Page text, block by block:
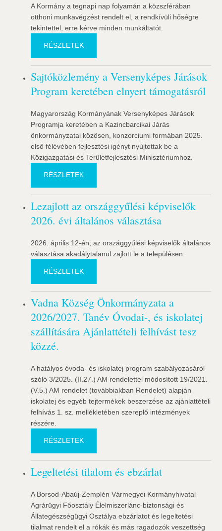
A Kormány a tegnapi nap folyamán a közszférában
otthoni munkavégzést rendelt el, a rendkívüli hőségre
tekintettel, erre kérve minden munkáltatót.
RÉSZLETEK
Sajtóközlemény a Versenyképes Járások
Program keretében elnyert támogatásról
Magyarország Kormányának Versenyképes Járások
Programja keretében a Kazincbarcikai Járás
önkormányzatai közösen, konzorciumi formában 2025.
első félévében fejlesztési igényt nyújtottak be a
Közigazgatási és Területfejlesztési Minisztériumhoz.
RÉSZLETEK
Lezajlott az országgyűlési képviselők
2026. évi általános választása
2026. április 12-én, az országgyűlési képviselők általános
választása akadálytalanul zajlott le a településen.
RÉSZLETEK
Vadna Község Önkormányzata a
2026/2027. Tanév Óvodai-, és iskolatej
szállítására Ajánlattételi felhívást tesz
közzé.
A hatályos óvoda- és iskolatej program szabályozásáról
szóló 3/2025. (II.27.) AM rendelettel módosított 19/2021.
(V.5.) AM rendelet (továbbiakban Rendelet) alapján
iskolatej és egyéb tejtermékek beszerzése az ajánlattételi
felhívás 1. sz. mellékletében szereplő intézmények
részére.
RÉSZLETEK
Legeltetési tilalom és ebzárlat
A Borsod-Abaúj-Zemplén Vármegyei Kormányhivatal
Agrárügyi Főosztály Élelmiszerlánc-biztonsági és
Állategészségügyi Osztálya ebzárlatot és legeltetési
tilalmat rendelt el a rókák és más ragadozók veszettség